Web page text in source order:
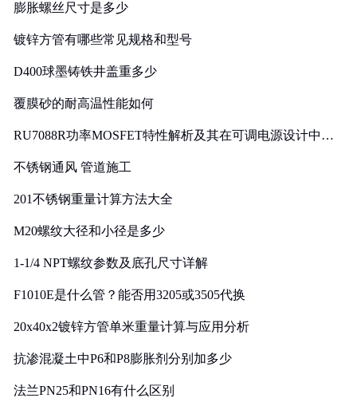
膨胀螺丝尺寸是多少
镀锌方管有哪些常见规格和型号
D400球墨铸铁井盖重多少
覆膜砂的耐高温性能如何
RU7088R功率MOSFET特性解析及其在可调电源设计中的
不锈钢通风 管道施工
201不锈钢重量计算方法大全
M20螺纹大径和小径是多少
1-1/4 NPT螺纹参数及底孔尺寸详解
F1010E是什么管？能否用3205或3505代换
20x40x2镀锌方管单米重量计算与应用分析
抗渗混凝土中P6和P8膨胀剂分别加多少
法兰PN25和PN16有什么区别